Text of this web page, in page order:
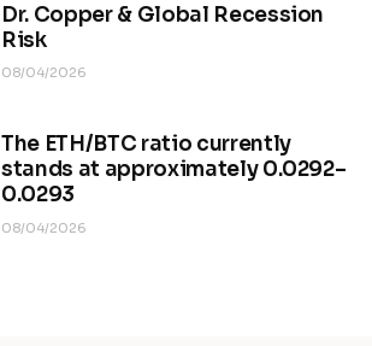
Dr. Copper & Global Recession
Risk
08/04/2026
The ETH/BTC ratio currently
stands at approximately 0.0292–
0.0293
08/04/2026